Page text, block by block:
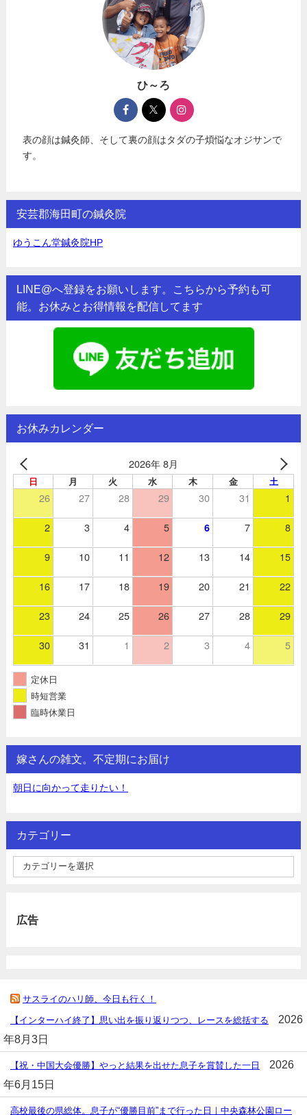
ひ～ろ
表の顔は鍼灸師、そして裏の顔はタダの子煩悩なオジサンで
す。
安芸郡海田町の鍼灸院
ゆうこん堂鍼灸院HP
LINE@へ登録をお願いします。こちらから予約も可
能。お休みとお得情報を配信してます
お休みカレンダー
2026年 8月
日 月 火 水 木 金 土
26 27 28 29 30 31 1
2 3 4 5 6 7 8
9 10 11 12 13 14 15
16 17 18 19 20 21 22
23 24 25 26 27 28 29
30 31 1 2 3 4 5
定休日
時短営業
臨時休業日
嫁さんの雑文。不定期にお届け
朝日に向かって走りたい！
カテゴリー
広告
サスライのハリ師、今日も行く！
【インターハイ終了】思い出を振り返りつつ、レースを総括する
2026
年8月3日
【祝・中国大会優勝】やっと結果を出せた息子を賞賛した一日
2026
年6月15日
高校最後の県総体。息子が“優勝目前”まで行った日｜中央森林公園ロー